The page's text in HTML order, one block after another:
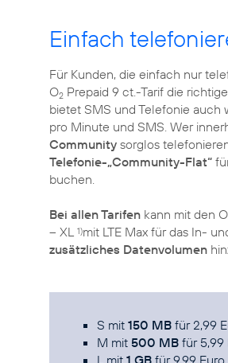
Einfach
Für Kunden, die einfach nur
O2 Prepaid 9 ct.-Tarif die
bietet SMS und Telefonie auch
pro Minute und SMS. Wer
Community sorglos
Telefonie-„Community-Flat“
buchen.
Bei allen Tarifen kann mit den O
– XL 1)mit LTE Max für das In-
zusätzliches Datenvolumen
S mit 150 MB für 2,99
M mit 500 MB für 5,99
L mit 1 GB für 9,99 Euro